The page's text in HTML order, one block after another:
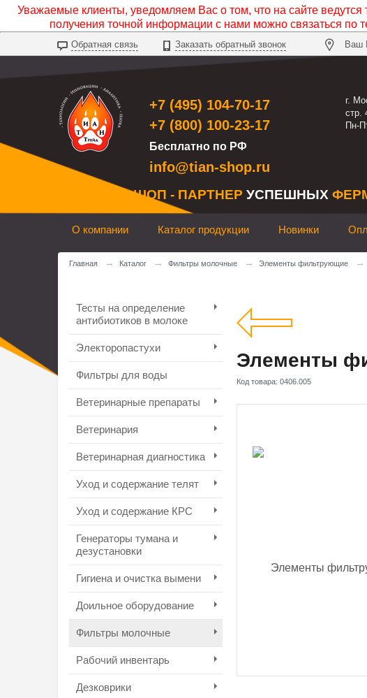
Уважаемые клиенты, уведомляем Вас о том, что на сайте ведутся
получения точной информации с нами можно связаться по
Обратная связь Заказать обратный звонок Ваш
+7 (495) 104-70-17
+7 (800) 100-23-17
Бесплатно по РФ
info@tian-shop.ru
г.
стр.
Пн-
ТИАН ШОП - ПАРТНЕР УСПЕШНЫХ
О компании Каталог продукции Новинки
Главная → Каталог → Фильтры молочные → Элементы фильтрующие →
Тесты на определение
антибиотиков в молоке
Электоропастухи
Фильтры для воды
Ветеринарные препараты
Ветеринария
Ветеринарная диагностика
Уход и содержание телят
Уход и содержание КРС
Генераторы тумана и
дезустановки
Гигиена и очистка вымени
Доильное оборудование
Фильтры молочные
Рабочий инвентарь
Дезковрики
Элементы
Код товара: 0406.005